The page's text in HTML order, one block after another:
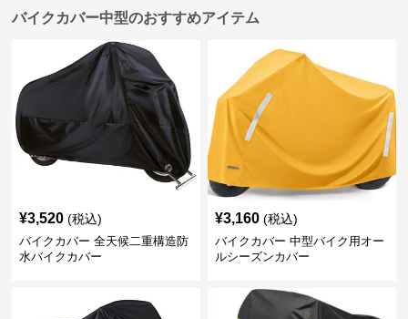
バイクカバー中型のおすすめアイテム
¥3,520 (税込)
バイクカバー 全天候二重構造防
水バイクカバー
¥3,160 (税込)
バイクカバー 中型バイク用オー
ルシーズンカバー